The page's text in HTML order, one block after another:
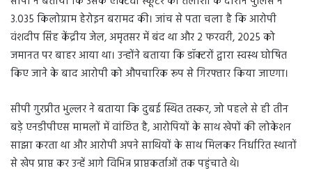
3.035 किलोग्राम हेरोइन बरामद की। जांच से पता चला है कि आरोपी
वंशदीप सिंह केंद्रीय जेल, अमृतसर में बंद था और 2 फरवरी, 2025 को
जमानत पर बाहर आया था। उन्होंने बताया कि डॉक्टरों द्वारा स्वस्थ घोषित
किए जाने के बाद आरोपी को औपचारिक रूप से गिरफ्तार किया जाएगा।
सीपी गुरप्रीत भुल्लर ने बताया कि दुबई स्थित तस्कर, जो पहले से ही तीन
बड़े एनडीपीएस मामलों में वांछित है, आरोपियों के साथ खेपों की लोकेशन
साझा करता था और आरोपी अपने साथियों के साथ मिलकर निर्धारित स्थानों
से खेप प्राप्त कर उन्हें आगे विभिन्न प्राप्तकर्ताओं तक पहुंचाते थे।